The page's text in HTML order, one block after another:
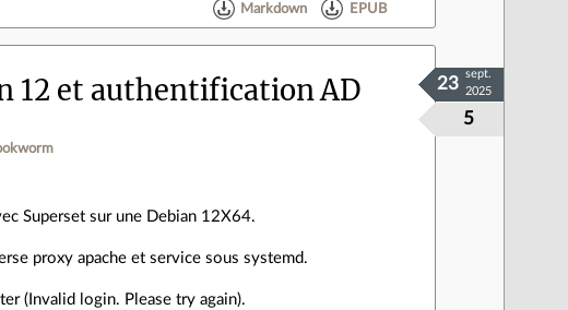
Markdown EPUB
12 et authentification AD
5
23
sept.
2025
Superset sur une Debian 12X64.
proxy apache et service sous systemd.
(Invalid login. Please try again).